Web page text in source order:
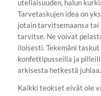
uteliaisuuden, halun
Tarvetaskujen idea on
jotain tarvitsemaansa
tarvitse. Ne voivat
iloisesti. Tekemäni
konfettipusseilla ja
arkisesta hetkestä juhlaa.
Kaikki teokset eivät ole